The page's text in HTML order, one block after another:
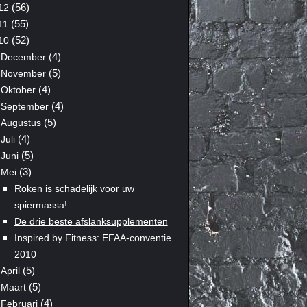
(56)
(55)
(52)
December(4)
November(5)
Oktober(4)
September(4)
Augustus(5)
Juli(4)
Juni(5)
Mei(3)
Roken is schadelijk voor uw
spiermassa!
De drie beste afslanksupplementen
Inspired by Fitness: EFAA-conventie
2010
April(5)
Maart(5)
Februari(4)